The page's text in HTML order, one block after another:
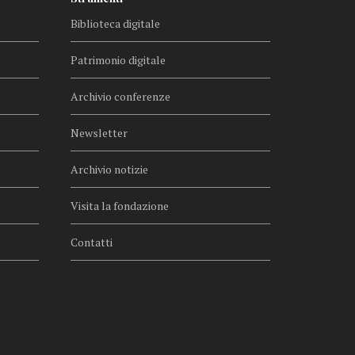
Biblioteca digitale
Patrimonio digitale
Archivio conferenze
Newsletter
Archivio notizie
Visita la fondazione
Contatti